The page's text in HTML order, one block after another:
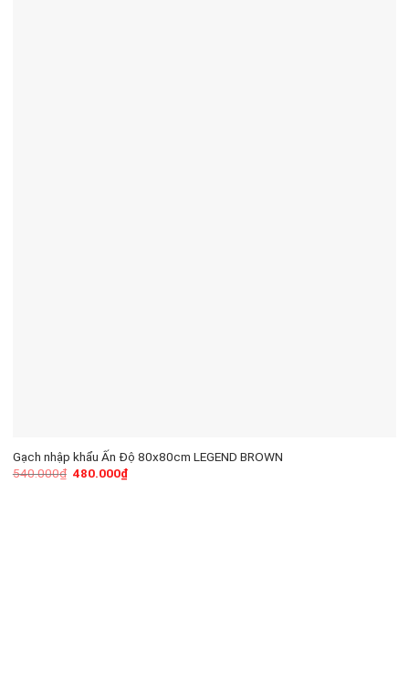
Gạch nhập khẩu Ấn Độ 80x80cm LEGEND BROWN
540.000₫ 480.000₫